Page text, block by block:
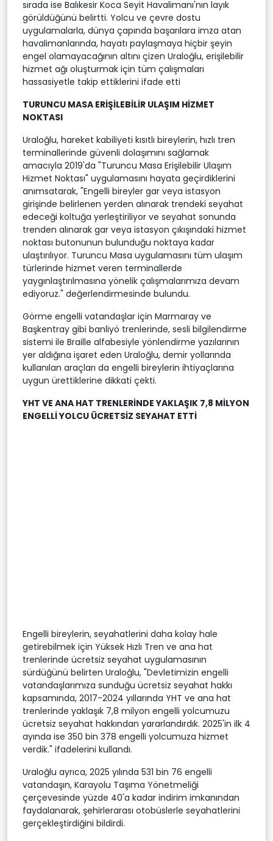
sırada ise Balıkesir Koca Seyit Havalimanı'nın layık
görüldüğünü belirtti. Yolcu ve çevre dostu
uygulamalarla, dünya çapında başarılara imza atan
havalimanlarında, hayatı paylaşmaya hiçbir şeyin
engel olamayacağının altını çizen Uraloğlu, erişilebilir
hizmet ağı oluşturmak için tüm çalışmaları
hassasiyetle takip ettiklerini ifade etti
TURUNCU MASA ERİŞİLEBİLİR ULAŞIM HİZMET
NOKTASI
Uraloğlu, hareket kabiliyeti kısıtlı bireylerin, hızlı tren
terminallerinde güvenli dolaşımını sağlamak
amacıyla 2019'da "Turuncu Masa Erişilebilir Ulaşım
Hizmet Noktası" uygulamasını hayata geçirdiklerini
anımsatarak, "Engelli bireyler gar veya istasyon
girişinde belirlenen yerden alınarak trendeki seyahat
edeceği koltuğa yerleştiriliyor ve seyahat sonunda
trenden alınarak gar veya istasyon çıkışındaki hizmet
noktası butonunun bulunduğu noktaya kadar
ulaştırılıyor. Turuncu Masa uygulamasını tüm ulaşım
türlerinde hizmet veren terminallerde
yaygınlaştırılmasına yönelik çalışmalarımıza devam
ediyoruz." değerlendirmesinde bulundu.
Görme engelli vatandaşlar için Marmaray ve
Başkentray gibi banliyö trenlerinde, sesli bilgilendirme
sistemi ile Braille alfabesiyle yönlendirme yazılarının
yer aldığına işaret eden Uraloğlu, demir yollarında
kullanılan araçları da engelli bireylerin ihtiyaçlarına
uygun ürettiklerine dikkati çekti.
YHT VE ANA HAT TRENLERİNDE YAKLAŞIK 7,8 MİLYON
ENGELLİ YOLCU ÜCRETSİZ SEYAHAT ETTİ
Engelli bireylerin, seyahatlerini daha kolay hale
getirebilmek için Yüksek Hızlı Tren ve ana hat
trenlerinde ücretsiz seyahat uygulamasının
sürdüğünü belirten Uraloğlu, "Devletimizin engelli
vatandaşlarımıza sunduğu ücretsiz seyahat hakkı
kapsamında, 2017-2024 yıllarında YHT ve ana hat
trenlerinde yaklaşık 7,8 milyon engelli yolcumuzu
ücretsiz seyahat hakkından yararlandırdık. 2025'in ilk 4
ayında ise 350 bin 378 engelli yolcumuza hizmet
verdik." ifadelerini kullandı.
Uraloğlu ayrıca, 2025 yılında 531 bin 76 engelli
vatandaşın, Karayolu Taşıma Yönetmeliği
çerçevesinde yüzde 40'a kadar indirim imkanından
faydalanarak, şehirlerarası otobüslerle seyahatlerini
gerçekleştirdiğini bildirdi.